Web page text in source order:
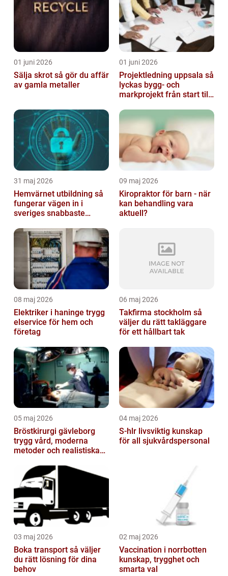
01 juni 2026
Sälja skrot så gör du affär
av gamla metaller
01 juni 2026
Projektledning uppsala så
lyckas bygg- och
markprojekt från start till
31 maj 2026
Hemvärnet utbildning så
fungerar vägen in i
sveriges snabbaste
09 maj 2026
Kiropraktor för barn - när
kan behandling vara
aktuell?
08 maj 2026
Elektriker i haninge trygg
elservice för hem och
företag
06 maj 2026
Takfirma stockholm så
väljer du rätt takläggare
för ett hållbart tak
05 maj 2026
Bröstkirurgi gävleborg
trygg vård, moderna
metoder och realistiska
04 maj 2026
S-hlr livsviktig kunskap
för all sjukvårdspersonal
03 maj 2026
Boka transport så väljer
du rätt lösning för dina
behov
02 maj 2026
Vaccination i norrbotten
kunskap, trygghet och
smarta val